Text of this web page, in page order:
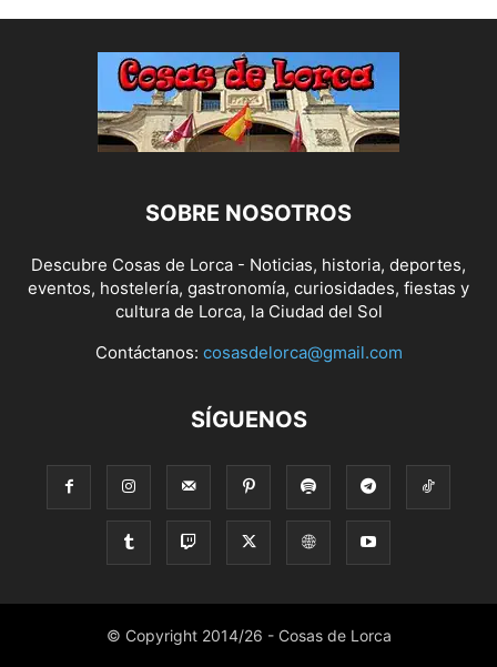
SOBRE NOSOTROS
Descubre Cosas de Lorca - Noticias, historia, deportes,
eventos, hostelería, gastronomía, curiosidades, fiestas y
cultura de Lorca, la Ciudad del Sol
Contáctanos: cosasdelorca@gmail.com
SÍGUENOS
© Copyright 2014/26 - Cosas de Lorca